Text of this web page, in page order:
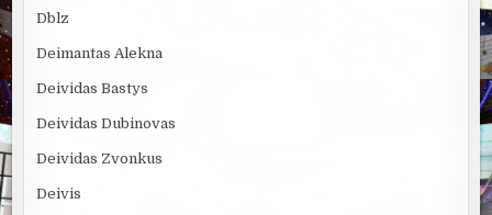
Dblz
Deimantas Alekna
Deividas Bastys
Deividas Dubinovas
Deividas Zvonkus
Deivis